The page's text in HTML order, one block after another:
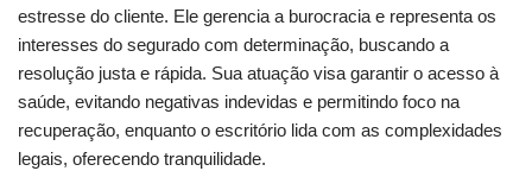
estresse do cliente. Ele gerencia a burocracia e representa os
interesses do segurado com determinação, buscando a
resolução justa e rápida. Sua atuação visa garantir o acesso à
saúde, evitando negativas indevidas e permitindo foco na
recuperação, enquanto o escritório lida com as complexidades
legais, oferecendo tranquilidade.